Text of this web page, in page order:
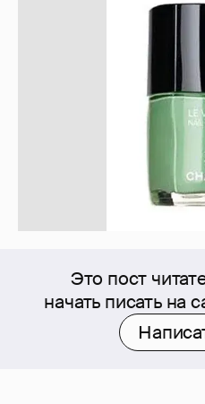
Это пост
начать писать на